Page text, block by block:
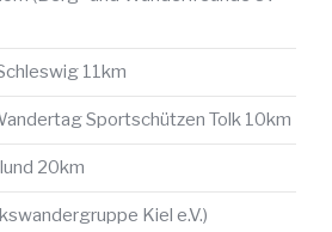
11km
Sportschützen Tolk 10km
20km
Kiel e.V.)